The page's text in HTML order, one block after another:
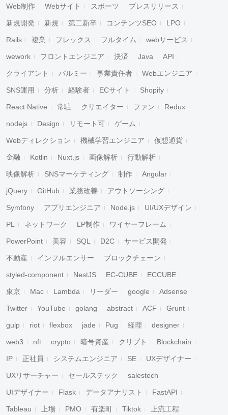
Web制作 Webサイト スポーツ プレスリリース
新規開発 新規 第二新卒 コンテンツSEO LPO
Rails 複業 フレックス フルタイム webサービス
wework フロントエンジニア 決済 Java API
クライアント パルミー 事業責任者 Webエンジニア
SNS運用 分析 経験者 ECサイト Shopify
React Native 常駐 クリエイター ファン Redux
nodejs Design リモート可 ゲーム
Webディレクション 機械学習エンジニア 仮想通貨
金融 Kotlin Nuxt.js 画像解析 行動解析
映像解析 SNSマーケティング 制作 Angular
jQuery GitHub 業務改善 アウトソーシング
Symfony アプリエンジニア Node.js UI/UXデザイン
PL ネットワーク LP制作 ワイヤーフレーム
PowerPoint 美容 SQL D2C サービス開発
不動産 インフルエンサー ブロックチェーン
styled-component NestJS EC-CUBE ECCUBE
東京 Mac Lambda リーダー google Adsense
Twitter YouTube golang abstract ACF Grunt
gulp riot flexbox jade Pug 経理 designer
web3 nft crypto 暗号資産 クリプト Blockchain
IP 正社員 システムエンジニア SE UXデザイナー
UXリサーチャー セールステック salestech
UIデザイナー Flask データアナリスト FastAPI
Tableau 上場 PMO 有楽町 Tiktok 上流工程